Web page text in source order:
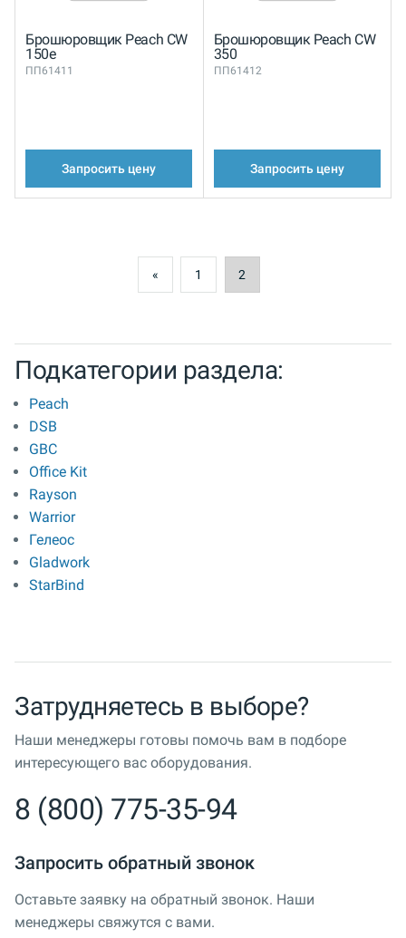
Брошюровщик Peach CW
150e
ПП61411
Запросить цену
Брошюровщик Peach CW
350
ПП61412
Запросить цену
« 1 2
Подкатегории раздела:
Peach
DSB
GBC
Office Kit
Rayson
Warrior
Гелеос
Gladwork
StarBind
Затрудняетесь в выборе?
Наши менеджеры готовы помочь вам в подборе
интересующего вас оборудования.
8 (800) 775-35-94
Запросить обратный звонок
Оставьте заявку на обратный звонок. Наши
менеджеры свяжутся с вами.